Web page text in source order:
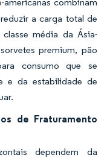
a carga total de
média da Ásia-
premium, pão
consumo que se
e da estabilidade de
de Fraturamento
dependem da